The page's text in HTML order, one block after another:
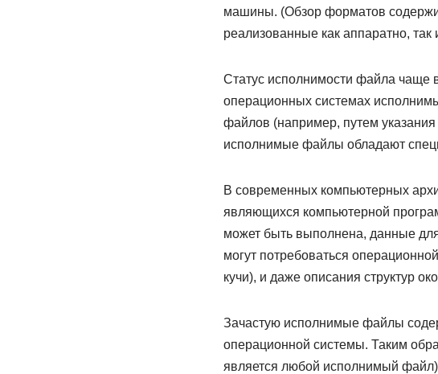
машины. (Обзор форматов
реализованные как аппаратно,
Статус исполнимости файла чаще
операционных системах
файлов (например, путем
исполнимые файлы обладают
В современных компьютерных
являющихся компьютерной
может быть выполнена, данные
могут потребоваться
кучи), и даже описания структур
Зачастую исполнимые файлы
операционной системы. Таким
является любой исполнимый